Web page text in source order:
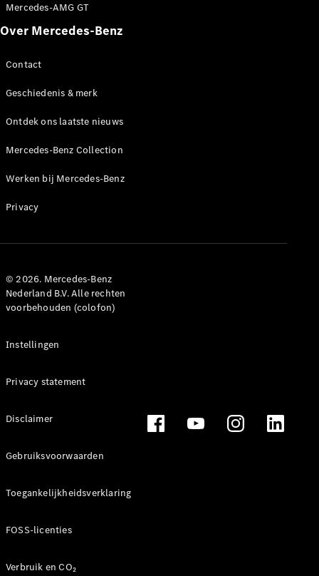
Support en
contact
Mercedes-AMG GT
Over Mercedes-Benz
Contact
Geschiedenis & merk
Ontdek ons laatste nieuws
Mercedes-Benz Collection
Werken bij Mercedes-Benz
Privacy
© 2026. Mercedes-Benz
Nederland B.V. Alle rechten
voorbehouden (colofon)
Instellingen
Privacy statement
Disclaimer
Gebruiksvoorwaarden
Toegankelijkheidsverklaring
FOSS-licenties
Verbruik en CO₂